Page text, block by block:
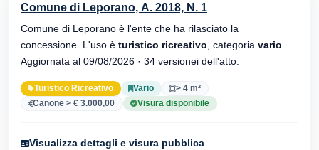
Comune di Leporano, A. 2018, N. 1
Comune di Leporano è l'ente che ha rilasciato la
concessione. L'uso è turistico ricreativo , categoria vario
Aggiornata al 09/08/2026 · 34 versionei dell'atto.
Turistico Ricreativo Vario
> 4 m²
Canone > € 3.000,00
Visura disponibile
Visualizza dettagli e visura pubblica